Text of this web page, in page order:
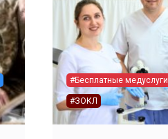
#Бесплатные медуслуги
#ЗОКЛ